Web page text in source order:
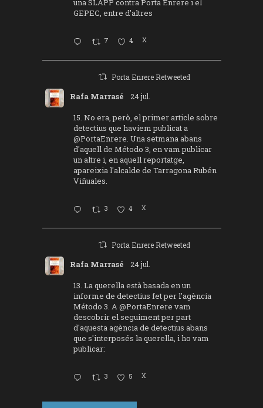
una SLAPP contra Porta Enrere i el
GEPEC, entre d’altres
7 4 X
Porta Enrere Retweeted
Rafa Marrasé 24 jul.
15. No era, però, el primer article sobre
detectius que havíem publicat a
@PortaEnrere. Una setmana abans
d'aquell de Método 3, en vam publicar
un altre i, en aquell reportatge,
apareixia l'alcalde de Tarragona Rubén
Viñuales.
3 4 X
Porta Enrere Retweeted
Rafa Marrasé 24 jul.
13. La querella està basada en un
informe de detectius fet per l'agència
Método 3. A@PortaEnrere vam
descobrir el seguiment per part
d'aquesta agència de detectius abans
que s'interposés la querella, i ho vam
publicar:
3 5 X